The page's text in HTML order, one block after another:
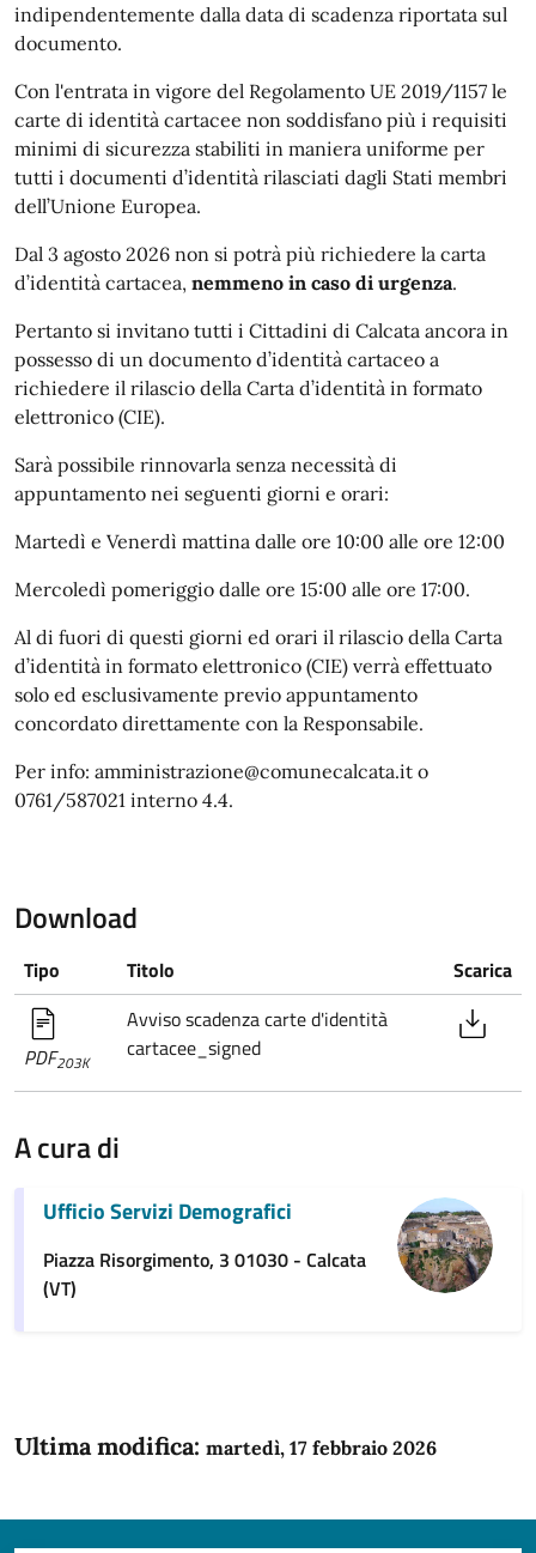
indipendentemente dalla data di scadenza riportata sul
documento.
Con l'entrata in vigore del Regolamento UE 2019/1157 le
carte di identità cartacee non soddisfano più i requisiti
minimi di sicurezza stabiliti in maniera uniforme per
tutti i documenti d’identità rilasciati dagli Stati membri
dell’Unione Europea.
Dal 3 agosto 2026 non si potrà più richiedere la carta
d’identità cartacea, nemmeno in caso di urgenza.
Pertanto si invitano tutti i Cittadini di Calcata ancora in
possesso di un documento d’identità cartaceo a
richiedere il rilascio della Carta d’identità in formato
elettronico (CIE).
Sarà possibile rinnovarla senza necessità di
appuntamento nei seguenti giorni e orari:
Martedì e Venerdì mattina dalle ore 10:00 alle ore 12:00
Mercoledì pomeriggio dalle ore 15:00 alle ore 17:00.
Al di fuori di questi giorni ed orari il rilascio della Carta
d’identità in formato elettronico (CIE) verrà effettuato
solo ed esclusivamente previo appuntamento
concordato direttamente con la Responsabile.
Per info: amministrazione@comunecalcata.it o
0761/587021 interno 4.4.
Download
Tipo Titolo Scarica
PDF203K
Avviso scadenza carte d'identità
cartacee_signed
A cura di
Ufficio Servizi Demografici
Piazza Risorgimento, 3 01030 - Calcata
(VT)
Ultima modifica: martedì, 17 febbraio 2026